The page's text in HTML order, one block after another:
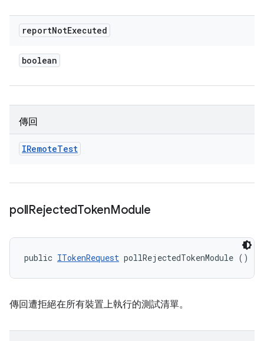
reportNotExecuted
boolean
傳回
IRemoteTest
pollRejectedTokenModule
public ITokenRequest pollRejectedTokenModule ()
傳回遭拒絕在所有裝置上執行的測試清單。